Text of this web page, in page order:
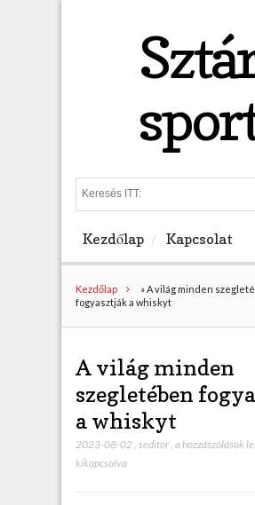
Kezdőlap Kapcsolat
Kezdőlap »A világ minden
fogyasztják a whiskyt
A világ minden
szegletében
a whiskyt
2023-08-02, seditor, A
a hozzászólások
kikapcsolva